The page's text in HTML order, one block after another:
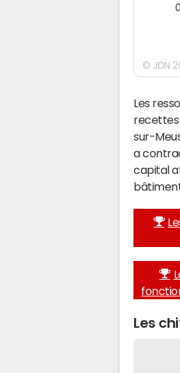
© JDN
Les
recettes
sur-
a
capital
Les